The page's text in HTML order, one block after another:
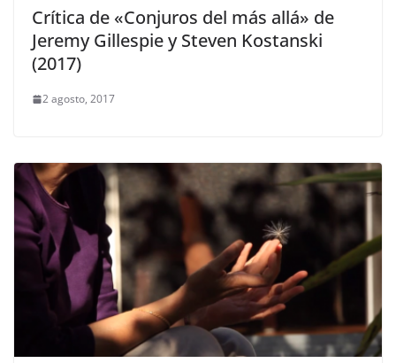
Crítica de «Conjuros del más allá» de
Jeremy Gillespie y Steven Kostanski
(2017)
2 agosto, 2017